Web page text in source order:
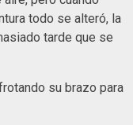
todo se alteró, la
tarde que se
su brazo para